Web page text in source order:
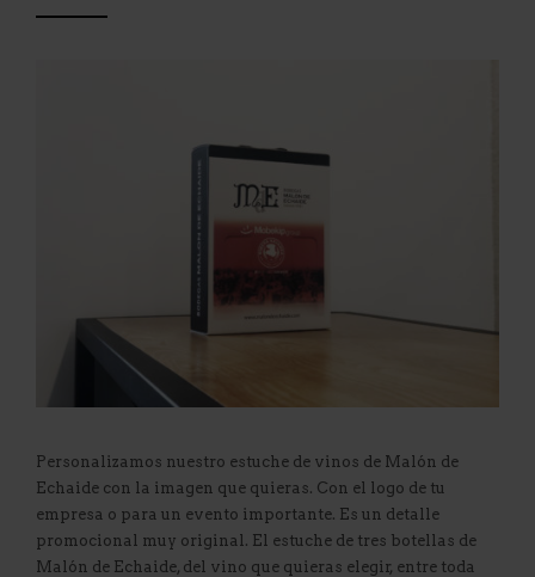
Personalizamos nuestro estuche de vinos de Malón de
Echaide con la imagen que quieras. Con el logo de tu
empresa o para un evento importante. Es un detalle
promocional muy original. El estuche de tres botellas de
Malón de Echaide, del vino que quieras elegir, entre toda